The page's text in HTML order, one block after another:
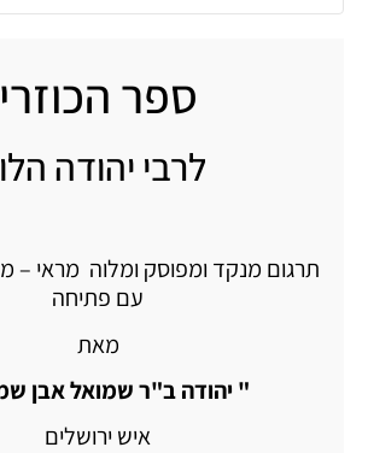
ספר הכוזרי
לרבי יהודה
תרגום מנקד ומפוסק ומלוה מראי –
עם פתיחה
מאת
" יהודה ב"ר שמואל אבן
איש ירושלים